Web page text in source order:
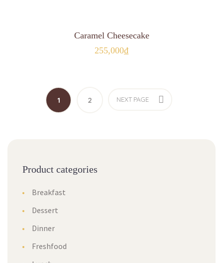
Caramel Cheesecake
255,000₫
1 2 NEXT PAGE
Product categories
Breakfast
Dessert
Dinner
Freshfood